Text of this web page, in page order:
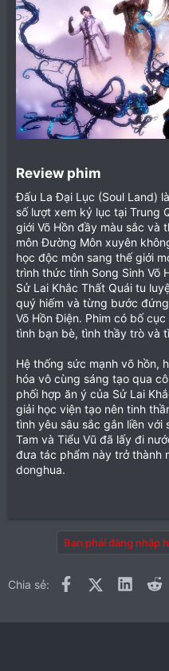
Review phim​
Đấu La Đại Lục (Soul Land)
số lượt xem kỷ lục tại Trung
giới Võ Hồn đầy màu sắc và
môn Đường Môn xuyên
học độc môn sang thế giới
trình thức tỉnh Song Sinh Võ
Sử Lai Khắc Thất Quái tu
quý hiếm và từng bước
Võ Hồn Điện. Phim có bố
tình bạn bè, tình thầy trò và
Hệ thống sức mạnh võ hồn,
hóa vô cùng sáng tạo qua
phối hợp ăn ý của Sử Lai
giải học viện tạo nên tinh
tình yêu sâu sắc gắn liền
Tam và Tiểu Vũ đã lấy đi
đưa tác phẩm này trở thành
donghua.
Bạn phải đăng nhập
Chia sẻ: FacebookX (Twitter)